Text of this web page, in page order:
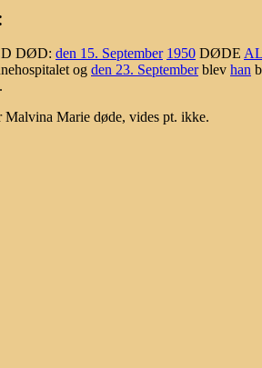
:
DØD: den 15. September 1950 DØDE
og den 23. Septemberblev han
Malvina Marie døde, vides pt. ikke.